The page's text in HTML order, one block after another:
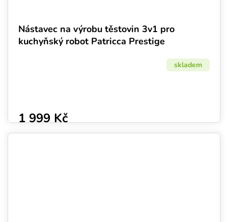
Nástavec na výrobu těstovin 3v1 pro
kuchyňský robot Patricca Prestige
skladem
1 999 Kč